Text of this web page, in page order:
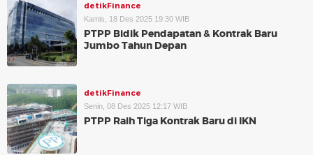
detikFinance
Kamis, 18 Des 2025 19:30 WIB
PTPP Bidik Pendapatan & Kontrak Baru
Jumbo Tahun Depan
detikFinance
Senin, 08 Des 2025 12:17 WIB
PTPP Raih Tiga Kontrak Baru di IKN